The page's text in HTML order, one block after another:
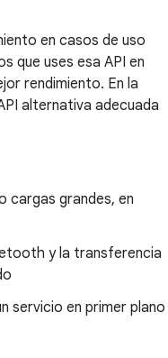
en casos de uso
que uses esa API en
rendimiento. En la
alternativa adecuada
cargas grandes, en
y la transferencia
servicio en primer plano